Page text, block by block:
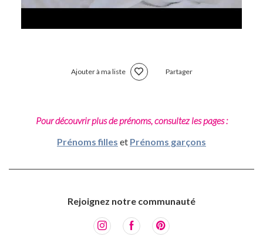
Ajouter à ma liste Partager
Pour découvrir plus de prénoms, consultez les pages :
Prénoms filles et Prénoms garçons
Rejoignez notre communauté